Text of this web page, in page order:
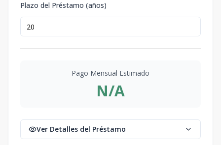
Plazo del Préstamo (años)
Pago Mensual Estimado
N/A
Ver Detalles del Préstamo